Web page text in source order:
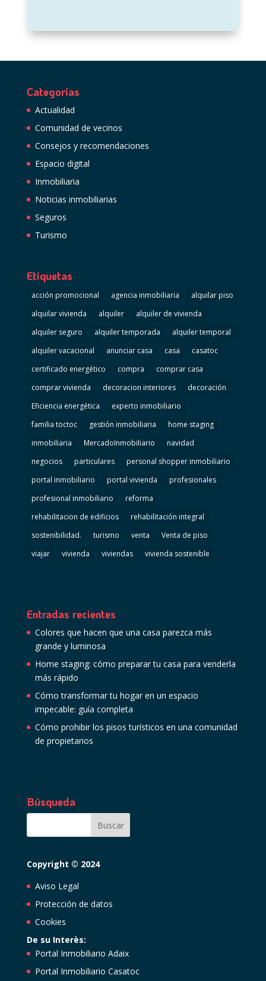
Categorías
Actualidad
Comunidad de vecinos
Consejos y recomendaciones
Espacio digital
Inmobiliaria
Noticias inmobiliarias
Seguros
Turismo
Etiquetas
acción promocional agencia inmobiliaria
alquilar piso
alquilar vivienda
alquiler
alquiler de vivienda
alquiler seguro
alquiler temporada
alquiler temporal
alquiler vacacional
anunciar casa casa
casatoc
certificado energético
compra
comprar casa
comprar vivienda
decoracion interiores
decoración
Eficiencia energética
experto inmobiliario
familia toctoc
gestión inmobiliaria
home staging
inmobiliaria
MercadoInmobiliario
navidad
negocios
particulares
personal shopper inmobiliario
portal inmobiliario
portal vivienda
profesionales
profesional inmobiliario
reforma
rehabilitacion de edificios
rehabilitación integral
sostenibilidad.
turismo venta
Venta de piso
viajar
vivienda viviendas vivienda sostenible
Entradas recientes
Colores que hacen que una casa parezca más
grande y luminosa
Home staging: cómo preparar tu casa para venderla
más rápido
Cómo transformar tu hogar en un espacio
impecable: guía completa
Cómo prohibir los pisos turísticos en una comunidad
de propietarios
Búsqueda
Copyright © 2024
Aviso Legal
Protección de datos
Cookies
De su Interès:
Portal Inmobiliario Adaix
Portal Inmobiliario Casatoc